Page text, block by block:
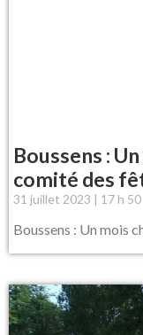
Boussens :
comité des
31 juillet 2023 17 h 50
Boussens : Un mois